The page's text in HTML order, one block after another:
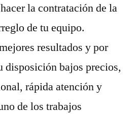
la contratación de la
de tu equipo.
resultados y por
disposición bajos precios,
rápida atención y
de los trabajos